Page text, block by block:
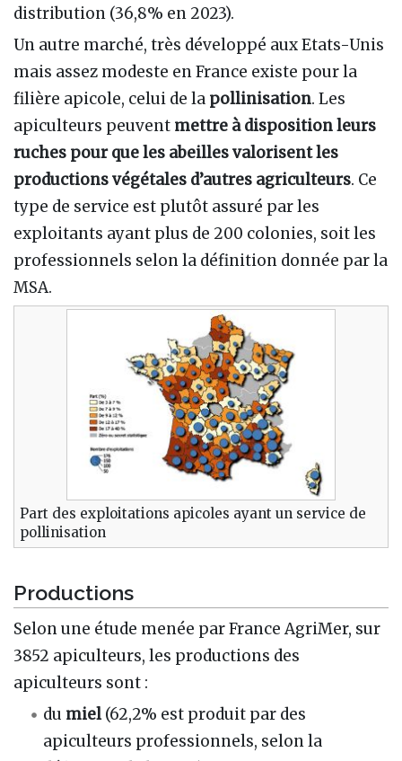
distribution (36,8% en 2023).
Un autre marché, très développé aux Etats-Unis
mais assez modeste en France existe pour la
filière apicole, celui de la pollinisation. Les
apiculteurs peuvent mettre à disposition leurs
ruches pour que les abeilles valorisent les
productions végétales d’autres agriculteurs. Ce
type de service est plutôt assuré par les
exploitants ayant plus de 200 colonies, soit les
professionnels selon la définition donnée par la
MSA.
Part des exploitations apicoles ayant un service de
pollinisation
Productions
Selon une étude menée par France AgriMer, sur
3852 apiculteurs, les productions des
apiculteurs sont :
du miel(62,2% est produit par des
apiculteurs professionnels, selon la